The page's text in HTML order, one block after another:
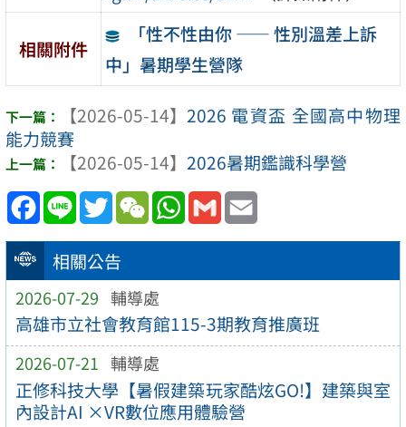
相關公告
2026-07-29 輔導處
高雄市立社會教育館115-3期教育推廣班
2026-07-21 輔導處
正修科技大學【暑假建築玩家酷炫GO!】建築與室
內設計AI ×VR數位應用體驗營
相關附件
「性不性由你 —— 性別溫差上訴
中」暑期學生營隊
【2026-05-14】 2026 電資盃 全國高中物理
能力競賽
【2026-05-14】 2026暑期鑑識科學營
Facebook
Line TwitterWeChatWhatsApp
Gmail